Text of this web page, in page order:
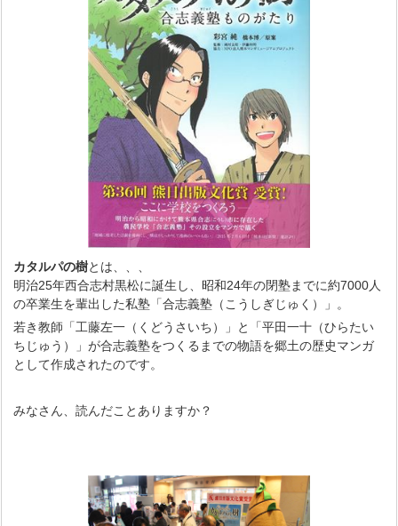
カタルパの樹とは、、、
明治25年西合志村黒松に誕生し、昭和24年の閉塾までに約7000人
の卒業生を輩出した私塾「合志義塾（こうしぎじゅく）」。
若き教師「工藤左一（くどうさいち）」と「平田一十（ひらたい
ちじゅう）」が合志義塾をつくるまでの物語を郷土の歴史マンガ
として作成されたのです。
みなさん、読んだことありますか？